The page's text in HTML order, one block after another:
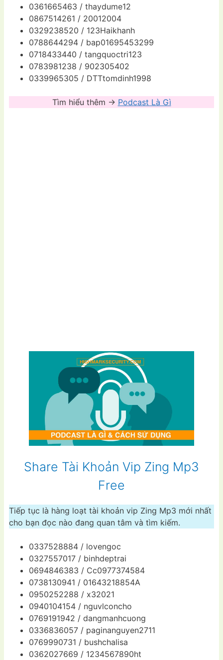
0361665463 / thaydume12
0867514261 / 20012004
0329238520 / 123Haikhanh
0788644294 / bap01695453299
0718433440 / tangquoctri123
0783981238 / 902305402
0339965305 / DTTtomdinh1998
Tìm hiểu thêm -> Podcast Là Gì
Share Tài Khoản Vip Zing Mp3
Free
Tiếp tục là hàng loạt tài khoản vip Zing Mp3 mới nhất
cho bạn đọc nào đang quan tâm và tìm kiếm.
0337528884 / lovengoc
0327557017 / binhdeptrai
0694846383 / Cc0977374584
0738130941 / 01643218854A
0950252288 / x32021
0940104154 / nguvlconcho
0769191942 / dangmanhcuong
0336836057 / paginanguyen2711
0769990731 / bushchalisa
0362027669 / 1234567890ht